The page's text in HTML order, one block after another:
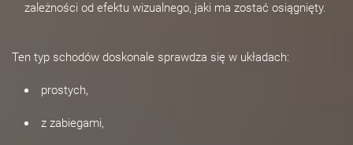
zależności od efektu wizualnego, jaki ma zostać osiągnięty.
Ten typ schodów doskonale sprawdza się w układach:
prostych,
z zabiegami,